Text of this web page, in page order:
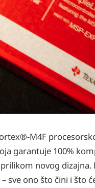
M4F
garantuje 100%
novog
sve ono što čini i što